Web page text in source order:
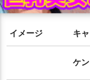
イメージ キ
ケ